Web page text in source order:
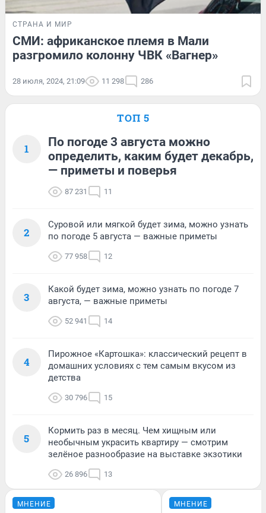
СТРАНА И МИР
СМИ: африканское племя в Мали
разгромило колонну ЧВК «Вагнер»
28 июля, 2024, 21:09 11 298 286
ТОП 5
1
По погоде 3 августа можно
определить, каким будет декабрь,
— приметы и поверья
87 231 11
2
Суровой или мягкой будет зима, можно узнать
по погоде 5 августа — важные приметы
77 958 12
3
Какой будет зима, можно узнать по погоде 7
августа, — важные приметы
52 941 14
4
Пирожное «Картошка»: классический рецепт в
домашних условиях с тем самым вкусом из
детства
30 796 15
5
Кормить раз в месяц. Чем хищным или
необычным украсить квартиру — смотрим
зелёное разнообразие на выставке экзотики
26 896 13
МНЕНИЕ МНЕНИЕ